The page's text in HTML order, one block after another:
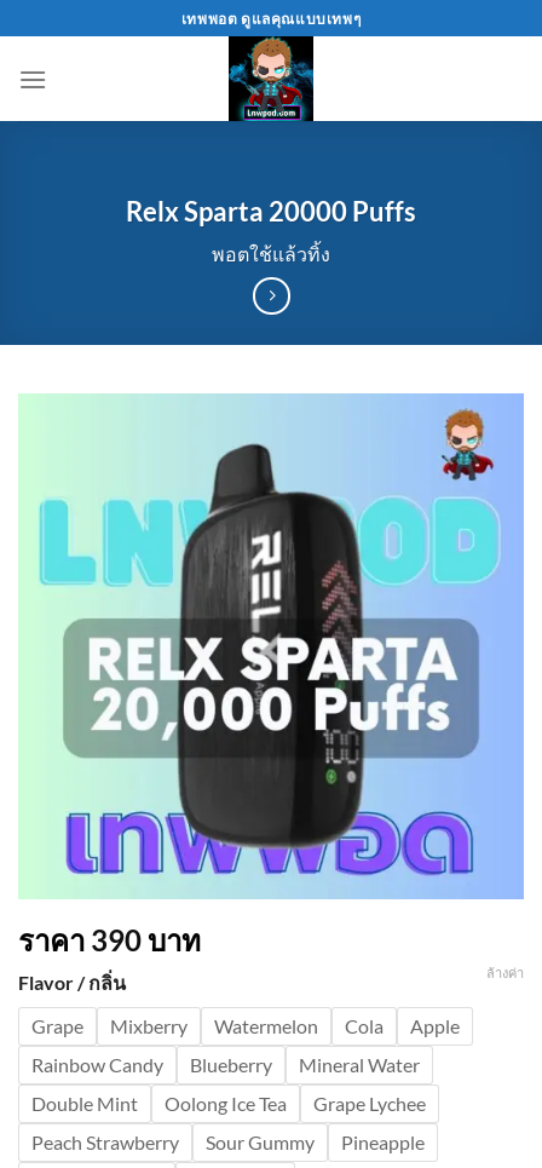
to
content
เทพพอต ดูแลคุณแบบเทพๆ
Relx Sparta 20000 Puffs
พอตใช้แล้วทิ้ง
ราคา 390 บาท
Flavor / กลิ่น
Grape
Mixberry Watermelon Cola
Apple
Rainbow Candy
Blueberry
Mineral Water
Double Mint
Oolong Ice Tea
Grape Lychee
Peach Strawberry
Sour Gummy
Pineapple
ล้างค่า